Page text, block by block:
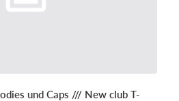
und Caps /// New club T-